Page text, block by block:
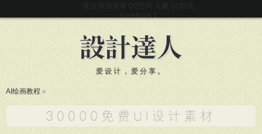
爱设计，爱分享。
AI绘画教程 »